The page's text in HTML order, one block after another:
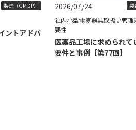
製造（GMDP）
ントアドバ
2026/07/24 製
社内小型電気器具取扱い管理
要性
医薬品工場に求められて
要件と事例【第77回】